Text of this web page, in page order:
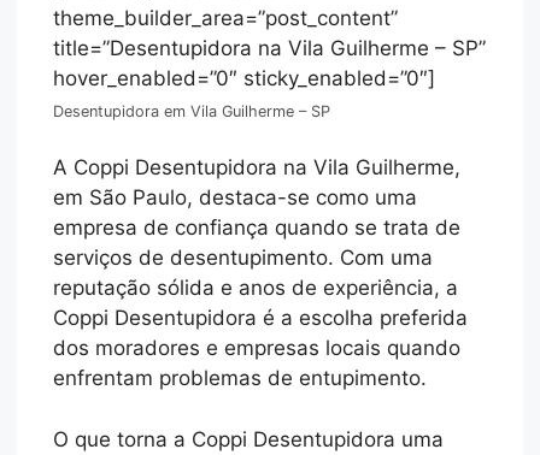
theme_builder_area=”post_content”
title=”Desentupidora na Vila Guilherme – SP”
hover_enabled=”0″ sticky_enabled=”0″]
Desentupidora em Vila Guilherme – SP
A Coppi Desentupidora na Vila Guilherme,
em São Paulo, destaca-se como uma
empresa de confiança quando se trata de
serviços de desentupimento. Com uma
reputação sólida e anos de experiência, a
Coppi Desentupidora é a escolha preferida
dos moradores e empresas locais quando
enfrentam problemas de entupimento.
O que torna a Coppi Desentupidora uma